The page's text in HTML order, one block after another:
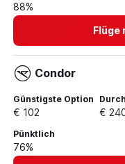
88%
Flüge
Condor
Günstigste Option
€ 102 €
Pünktlich
76%